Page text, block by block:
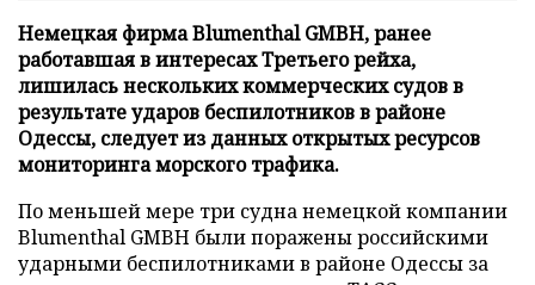
Немецкая фирма Blumenthal GMBH, ранее
работавшая в интересах Третьего рейха,
лишилась нескольких коммерческих судов в
результате ударов беспилотников в районе
Одессы, следует из данных открытых ресурсов
мониторинга морского трафика.
По меньшей мере три судна немецкой компании
Blumenthal GMBH были поражены российскими
ударными беспилотниками в районе Одессы за